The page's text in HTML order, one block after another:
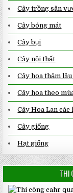
Cây trồng sân
Cây bóng mát
Cây bụi
Cây nội thất
Cây hoa thảm
Cây hoa theo
Cây Hoa Lan các
Cây giống
Hạt giống
THI